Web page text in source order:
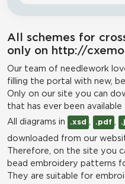
All schemes for
only on http://
Our team of needlework
filling the portal with new,
Only on our site you can
that has ever been available
All diagrams in
.xsd .pdf
downloaded from our
Therefore, on the site you
bead embroidery patterns
They are suitable for